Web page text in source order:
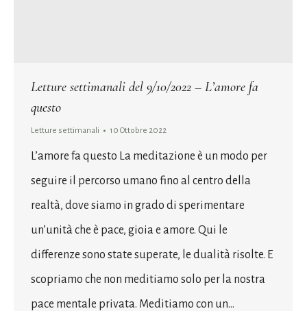
Letture settimanali del 9/10/2022 – L’amore fa
questo
Letture settimanali 10 Ottobre 2022
L’amore fa questo La meditazione è un modo per
seguire il percorso umano fino al centro della
realtà, dove siamo in grado di sperimentare
un’unità che è pace, gioia e amore. Qui le
differenze sono state superate, le dualità risolte. E
scopriamo che non meditiamo solo per la nostra
pace mentale privata. Meditiamo con un…